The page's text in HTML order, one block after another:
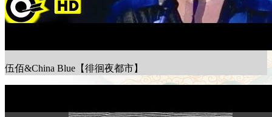
伍佰&China Blue【徘徊夜都市】